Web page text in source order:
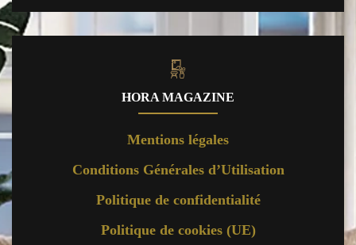
HORA MAGAZINE
Mentions légales
Conditions Générales d’Utilisation
Politique de confidentialité
Politique de cookies (UE)